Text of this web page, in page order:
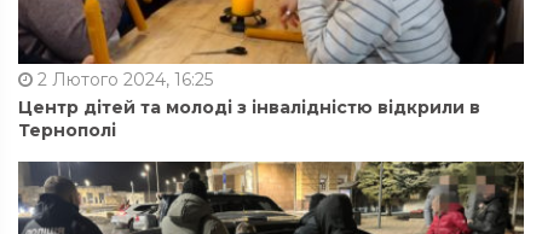
2 Лютого 2024, 16:25
Центр дітей та молоді з інвалідністю відкрили в
Тернополі